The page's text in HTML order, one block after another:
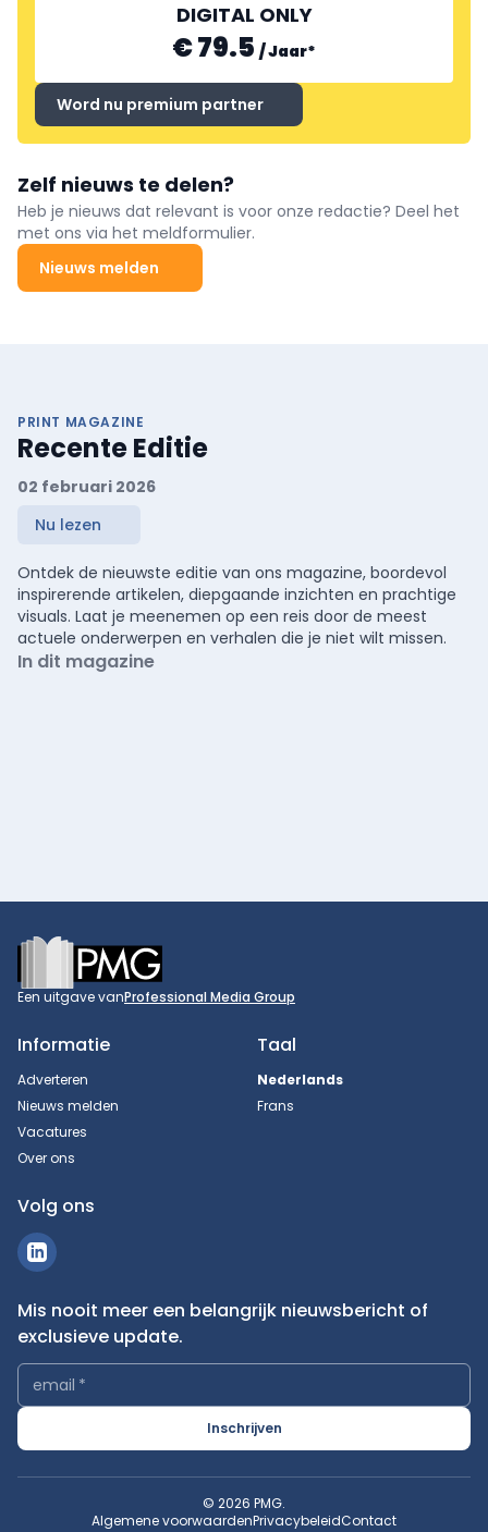
DIGITAL ONLY
€ 79.5 /Jaar*
Word nu premium partner
Zelf nieuws te delen?
Heb je nieuws dat relevant is voor onze redactie? Deel het
met ons via het meldformulier.
Nieuws melden
PRINT MAGAZINE
Recente Editie
02 februari 2026
Nu lezen
Ontdek de nieuwste editie van ons magazine, boordevol
inspirerende artikelen, diepgaande inzichten en prachtige
visuals. Laat je meenemen op een reis door de meest
actuele onderwerpen en verhalen die je niet wilt missen.
In dit magazine
Footer
Een uitgave vanProfessional Media Group
Informatie
Adverteren
Nieuws melden
Vacatures
Over ons
Taal
Nederlands
Frans
Volg ons
Mis nooit meer een belangrijk nieuwsbericht of
exclusieve update.
email *
Inschrijven
© 2026 PMG.
Algemene voorwaardenPrivacybeleidContact